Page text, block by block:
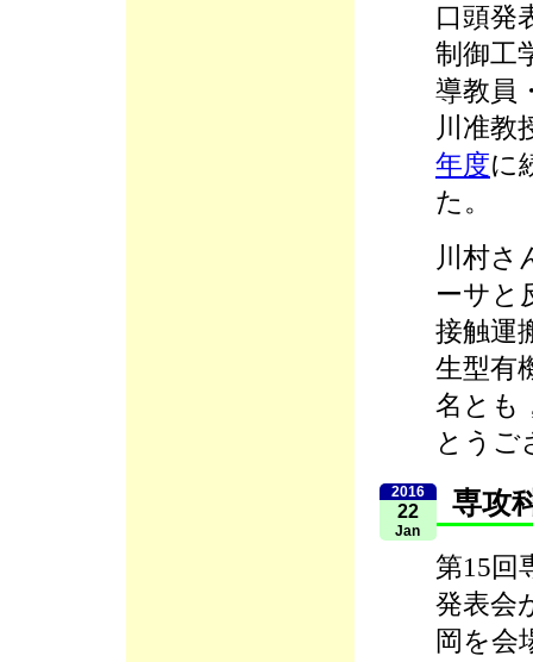
口頭発
制御工
導教員
川准教
年度に
た。
川村さ
ーサと
接触運
生型有
名とも
とうご
2016
22
Jan
専攻
第15回
発表会
岡を会